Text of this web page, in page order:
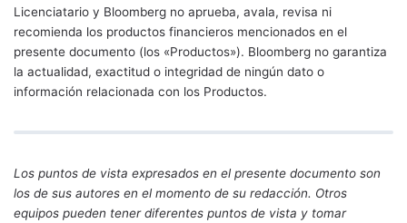
Licenciatario y Bloomberg no aprueba, avala, revisa ni
recomienda los productos financieros mencionados en el
presente documento (los «Productos»). Bloomberg no garantiza
la actualidad, exactitud o integridad de ningún dato o
información relacionada con los Productos.
Los puntos de vista expresados en el presente documento son
los de sus autores en el momento de su redacción. Otros
equipos pueden tener diferentes puntos de vista y tomar